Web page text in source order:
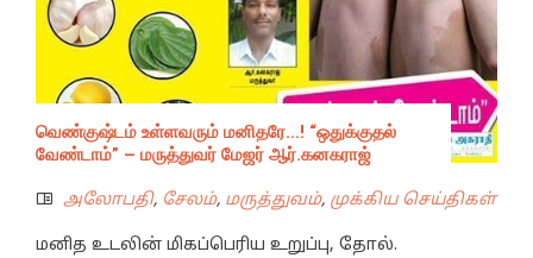
வெண்குஷ்டம் உள்ளவரும் மனிதரே…! “ஒதுக்குதல்
வேண்டாம்” – மருத்துவர் மேஜர் ஆர்.கனகராஜ்
அலோபதி, சேலம், மருத்துவம், முக்கிய செய்திகள்
மனித உடலின் மிகப்பெரிய உறுப்பு, தோல்.